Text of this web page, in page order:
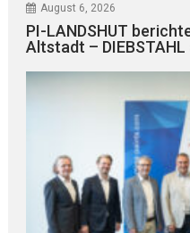
August 6, 2026
PI-LANDSHUT
Altstadt –